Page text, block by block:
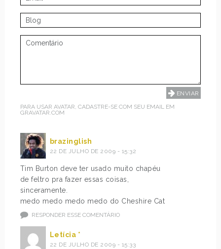
PARA USAR AVATAR, CADASTRE-SE COM SEU EMAIL EM
GRAVATAR.COM
brazinglish
22 DE JULHO DE 2009 - 15:32
Tim Burton deve ter usado muito chapéu
de feltro pra fazer essas coisas,
sinceramente.
medo medo medo medo do Cheshire Cat
RESPONDER ESSE COMENTÁRIO
Letícia *
22 DE JULHO DE 2009 - 15:33